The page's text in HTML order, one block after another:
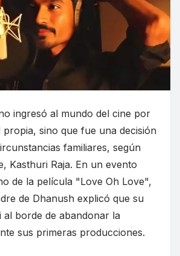
ingresó al mundo del cine por
propia, sino que fue una decisión
familiares, según
Kasthuri Raja. En un evento
de la película "Love Oh Love",
de Dhanush explicó que su
al borde de abandonar la
sus primeras producciones.